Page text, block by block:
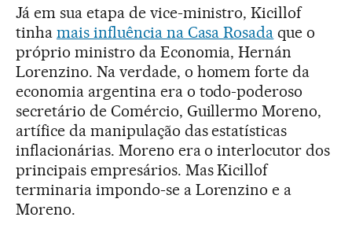
Já em sua etapa de vice-ministro, Kicillof
tinha mais influência na Casa Rosada que o
próprio ministro da Economia, Hernán
Lorenzino. Na verdade, o homem forte da
economia argentina era o todo-poderoso
secretário de Comércio, Guillermo Moreno,
artífice da manipulação das estatísticas
inflacionárias. Moreno era o interlocutor dos
principais empresários. Mas Kicillof
terminaria impondo-se a Lorenzino e a
Moreno.